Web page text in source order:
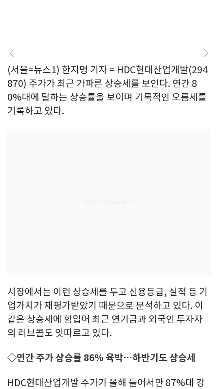
(서울=뉴스1) 한지명 기자 = HDC현대산업개발(294
870) 주가가 최근 가파른 상승세를 보인다. 연간 8
0%대에 달하는 상승률을 보이며 기록적인 오름세를
기록하고 있다.
시장에서는 이런 상승세를 두고 신용등급, 실적 등 기
업가치가 재평가받았기 때문으로 분석하고 있다. 이
같은 상승세에 힘입어 최근 연기금과 외국인 투자자
의 러브콜도 잇따르고 있다.
◇연간 주가 상승률 86% 육박…하반기도 상승세
HDC현대산업개발 주가가 올해 들어서만 87%대 강